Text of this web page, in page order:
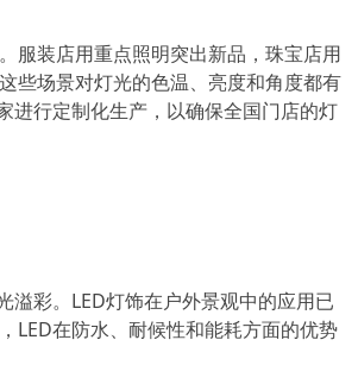
服装店用重点照明突出新品，珠宝店用
些场景对灯光的色温、亮度和角度都有
进行定制化生产，以确保全国门店的灯
溢彩。LED灯饰在户外景观中的应用已
LED在防水、耐候性和能耗方面的优势